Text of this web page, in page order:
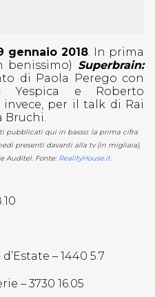
gennaio 2018. In prima
benissimo) Superbrain:
di Paola Perego con
Yespica e Roberto
invece, per il talk di Rai
Bruchi.
pubblicati qui in basso: la prima cifra
presenti davanti alla tv (in migliaia),
Auditel. Fonte: RealityHouse.it.
– 1440 5.7
– 3730 16.05